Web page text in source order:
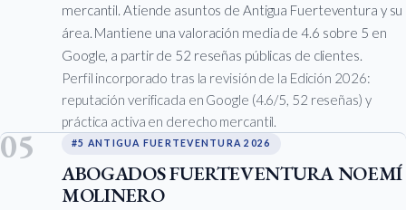
mercantil. Atiende asuntos de Antigua Fuerteventura y su
área. Mantiene una valoración media de 4.6 sobre 5 en
Google, a partir de 52 reseñas públicas de clientes.
Perfil incorporado tras la revisión de la Edición 2026:
reputación verificada en Google (4.6/5, 52 reseñas) y
práctica activa en derecho mercantil.
05 #5 ANTIGUA FUERTEVENTURA 2026
ABOGADOS FUERTEVENTURA NOEMÍ
MOLINERO